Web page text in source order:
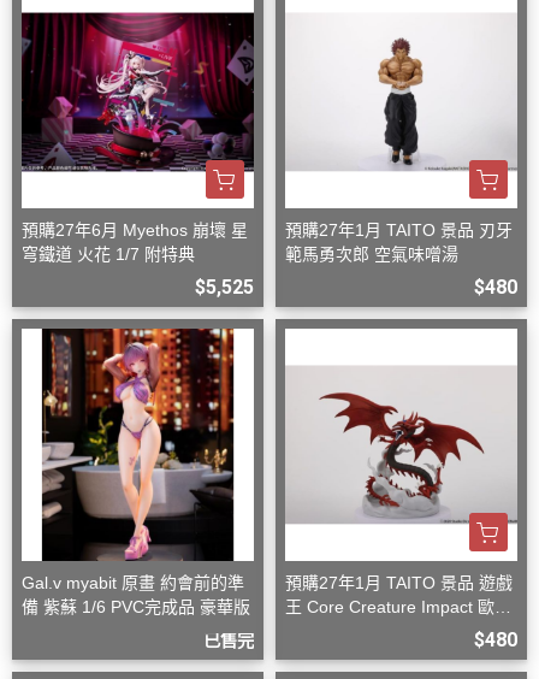
預購27年6月 Myethos 崩壞 星
穹鐵道 火花 1/7 附特典
$5,525
預購27年1月 TAITO 景品 刃牙
範馬勇次郎 空氣味噌湯
$480
Gal.v myabit 原畫 約會前的準
備 紫蘇 1/6 PVC完成品 豪華版
已售完
預購27年1月 TAITO 景品 遊戲
王 Core Creature Impact 歐西
$480